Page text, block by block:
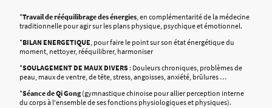
*Travail de rééquilibrage des énergies , en complémentarité de la médecine
traditionnelle pour agir sur les plans physique, psychique et émotionnel.
*BILAN ENERGETIQUE , pour faire le point sur son état énergétique du
moment, nettoyer, rééquilibrer, harmoniser
*SOULAGEMENT DE MAUX DIVERS : Douleurs chroniques, problèmes de
peau, maux de ventre, de tête, stress, angoisses, anxiété, brûlures …
*Séance de Qi Gong(gymnastique chinoise pour allier perception interne
du corps à l'ensemble de ses fonctions physiologiques et physiques).